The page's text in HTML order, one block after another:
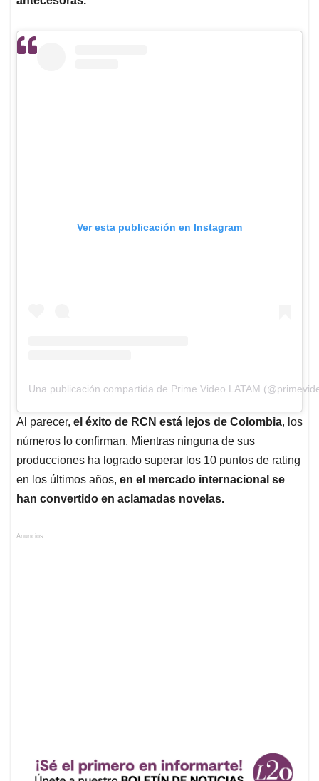
Ver esta publicación en Instagram
Una publicación compartida de Prime Video LATAM
Al parecer, el éxito de RCN está lejos de Colombia, los
números lo confirman. Mientras ninguna de sus
producciones ha logrado superar los 10 puntos de rating
en los últimos años, en el mercado internacional se
han convertido en aclamadas novelas.
Anuncios.